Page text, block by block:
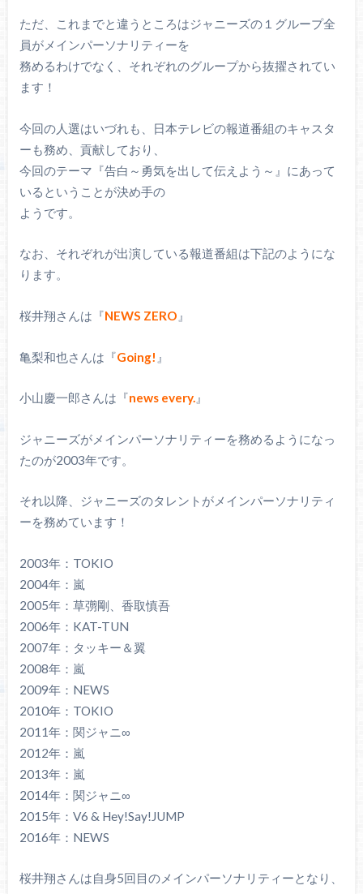
ただ、これまでと違うところはジャニーズの１グループ全
員がメインパーソナリティーを
務めるわけでなく、それぞれのグループから抜擢されてい
ます！
今回の人選はいづれも、日本テレビの報道番組のキャスタ
ーも務め、貢献しており、
今回のテーマ『告白～勇気を出して伝えよう～』にあって
いるということが決め手の
ようです。
なお、それぞれが出演している報道番組は下記のようにな
ります。
桜井翔さんは『NEWS ZERO 』
亀梨和也さんは『Going! 』
小山慶一郎さんは『news every.』
ジャニーズがメインパーソナリティーを務めるようになっ
たのが2003年です。
それ以降、ジャニーズのタレントがメインパーソナリティ
ーを務めています！
2003年：TOKIO
2004年：嵐
2005年：草彅剛、香取慎吾
2006年：KAT-TUN
2007年：タッキー＆翼
2008年：嵐
2009年：NEWS
2010年：TOKIO
2011年：関ジャニ∞
2012年：嵐
2013年：嵐
2014年：関ジャニ∞
2015年：V6 & Hey!Say!JUMP
2016年：NEWS
桜井翔さんは自身5回目のメインパーソナリティーとなり、